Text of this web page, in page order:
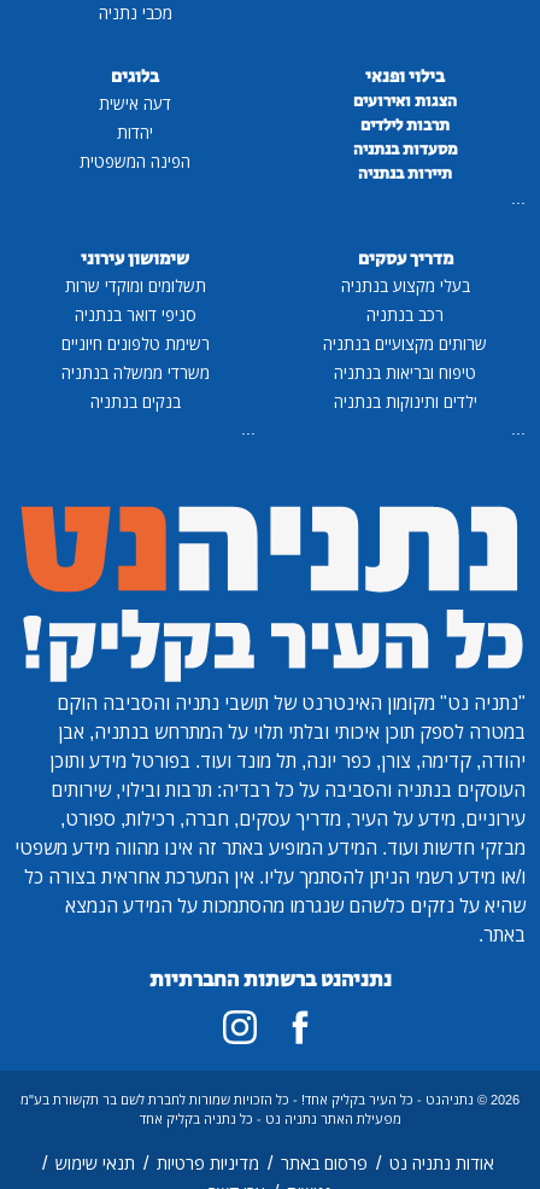
מכבי נתניה
בילוי ופנאי
הצגות ואירועים
תרבות לילדים
מסעדות בנתניה
תיירות בנתניה
...
בלוגים
דעה אישית
יהדות
הפינה המשפטית
מדריך עסקים
בעלי מקצוע בנתניה
רכב בנתניה
שרותים מקצועיים בנתניה
טיפוח ובריאות בנתניה
ילדים ותינוקות בנתניה
...
שימושון עירוני
תשלומים ומוקדי שרות
סניפי דואר בנתניה
רשימת טלפונים חיוניים
משרדי ממשלה בנתניה
בנקים בנתניה
...
"נתניה נט" מקומון האינטרנט של תושבי נתניה והסביבה הוקם
במטרה לספק תוכן איכותי ובלתי תלוי על המתרחש בנתניה, אבן
יהודה, קדימה, צורן, כפר יונה, תל מונד ועוד. בפורטל מידע ותוכן
העוסקים בנתניה והסביבה על כל רבדיה: תרבות ובילוי, שירותים
עירוניים, מידע על העיר, מדריך עסקים, חברה, רכילות, ספורט,
מבזקי חדשות ועוד. המידע המופיע באתר זה אינו מהווה מידע משפטי
ו/או מידע רשמי הניתן להסתמך עליו. אין המערכת אחראית בצורה כל
שהיא על נזקים כלשהם שנגרמו מהסתמכות על המידע הנמצא
באתר.
נתניהנט ברשתות החברתיות
2026 © נתניהנט - כל העיר בקליק אחד! - כל הזכויות שמורות לחברת לשם בר תקשורת בע"מ
מפעילת האתר נתניה נט - כל נתניה בקליק אחד
אודות נתניה נט / פרסום באתר / מדיניות פרטיות / תנאי שימוש /